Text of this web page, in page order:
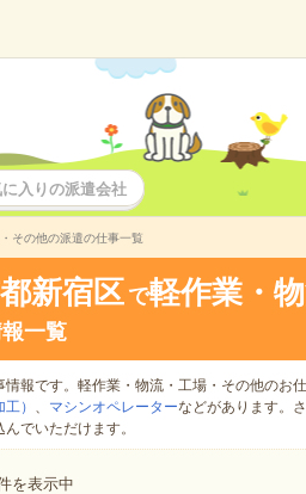
に入りの派遣会社
その他の派遣の仕事一覧
新宿区 で軽作業・
一覧
報です。軽作業・物流・工場・その他のお仕
） 、 マシンオペレーターなどがあります。さ
でいただけます。
を表示中